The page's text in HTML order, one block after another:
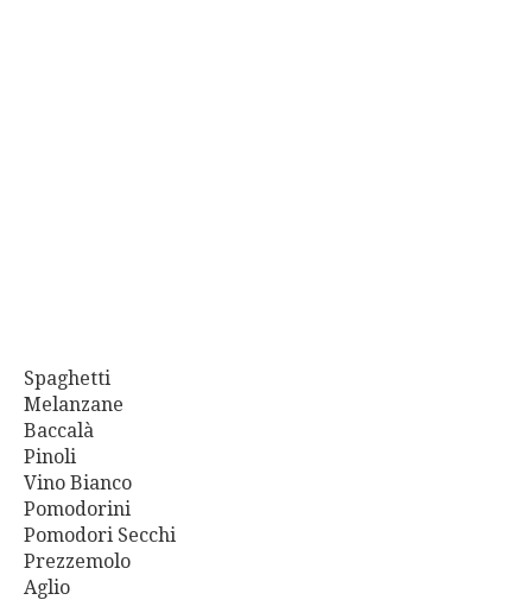
Spaghetti
Melanzane
Baccalà
Pinoli
Vino Bianco
Pomodorini
Pomodori Secchi
Prezzemolo
Aglio